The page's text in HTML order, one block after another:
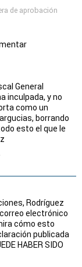
de aprobación
General
inculpada, y no
como un
borrando
esto el que le
Rodríguez
electrónico
cómo esto
publicada
HABER SIDO